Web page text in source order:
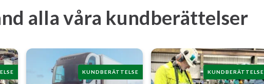
alla våra kundberättelser
KUNDBERÄTTELSE KUNDBERÄTTELSE